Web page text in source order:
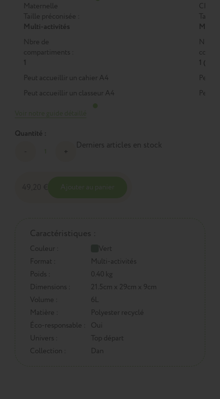
Maternelle
Taille préconisée :
Multi-activités
Nbre de
compartiments :
1
Peut accueillir un cahier A4
Peut accueillir un classeur A4
CP
Taille
M
Nbre
1 (M)
Peut
Peut
Quantité :
Derniers articles en stock
Caractéristiques :
Couleur :
Vert
Format :
Multi-activités
Poids :
0.40 kg
Dimensions :
21.5cm x 29cm x 9cm
Volume :
6L
Matière :
Polyester recyclé
Éco-responsable :
Oui
Univers :
Top départ
Collection :
Dan